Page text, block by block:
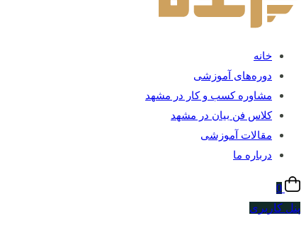
خانه
دوره‌های آموزشی
مشاوره کسب و کار در مشهد
کلاس فن بیان در مشهد
مقالات آموزشی
درباره ما
0
پنل کاربری